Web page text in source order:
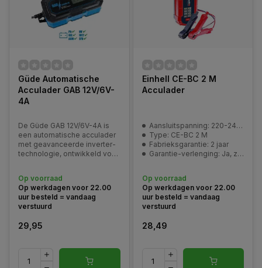
Güde Automatische
Acculader GAB 12V/6V-
4A
De Güde GAB 12V/6V-4A is
een automatische acculader
met geavanceerde inverter-
technologie, ontwikkeld voor
en 12 V accu’s. Dankzij de
processorgestuurde
laadtechnologie
Op voorraad
Op werkdagen voor 22.00
uur besteld = vandaag
verstuurd
29,95
Einhell CE-BC 2 M
Acculader
Aansluitspanning: 220-240 V | 50 Hz
Type: CE-BC 2 M
Fabrieksgarantie: 2 jaar
Garantie-verlenging: Ja, zie pagina | Service en garantie
Op voorraad
Op werkdagen voor 22.00
uur besteld = vandaag
verstuurd
28,49